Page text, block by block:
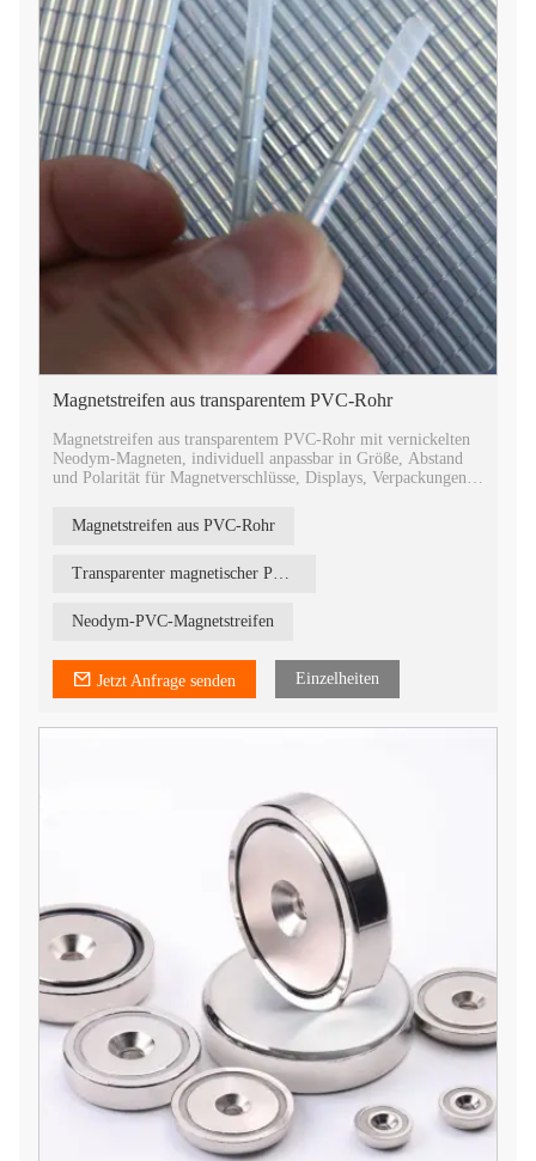
Magnetstreifen aus transparentem PVC-Rohr
Magnetstreifen aus transparentem PVC-Rohr mit vernickelten
Neodym-Magneten, individuell anpassbar in Größe, Abstand
und Polarität für Magnetverschlüsse, Displays, Verpackungen
Magnetstreifen aus PVC-Rohr
Transparenter magnetischer PVC-Schlauch
Neodym-PVC-Magnetstreifen
Jetzt Anfrage senden Einzelheiten